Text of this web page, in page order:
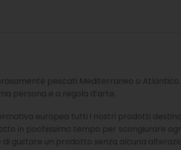
pescati Mediterraneo o
persona e a regola d’arte.
europea tutti i nostri prodotti
in pochissimo tempo per scongiurare
gustare un prodotto senza alcuna